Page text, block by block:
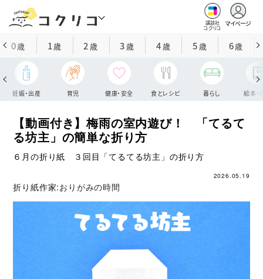
講談社
コクリコ
マイページ
0歳 1歳 2 歳 3歳 4歳 5歳 6歳
妊娠・出産 育児 健康・安全 食とレシピ 暮らし 絵本・
【動画付き】梅雨の室内遊び！ 「てるて
る坊主」の簡単な折り方
６月の折り紙 ３回目「てるてる坊主」の折り方
2026.05.19
折り紙作家:おりがみの時間